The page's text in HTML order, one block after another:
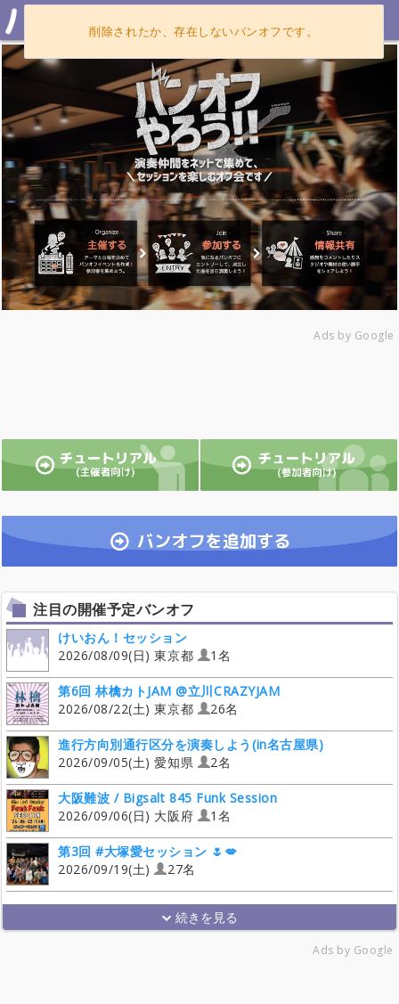
Ads by Google
注目の開催予定バンオフ
けいおん！セッション
2026/08/09(日) 東京都
1名
第6回 林檎カトJAM @立川CRAZYJAM
2026/08/22(土) 東京都
26名
進行方向別通行区分を演奏しよう(in名古屋県)
2026/09/05(土) 愛知県
2名
大阪難波 / Bigsalt 845 Funk Session
2026/09/06(日) 大阪府
1名
第3回 #大塚愛セッション 🌷💋
2026/09/19(土)
27名
Ads by Google
削除されたか、存在しないバンオフです。